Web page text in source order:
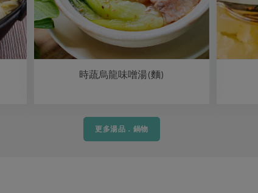
時蔬烏龍味噌湯(麵)
更多湯品．鍋物